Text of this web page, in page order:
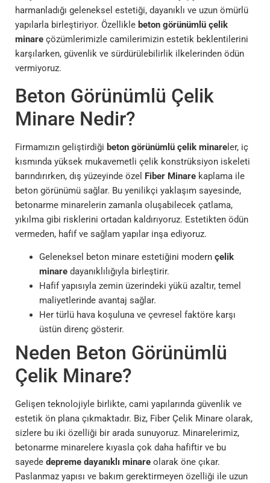
harmanladığı geleneksel estetiği, dayanıklı ve uzun ömürlü
yapılarla birleştiriyor. Özellikle beton görünümlü çelik
minare çözümlerimizle camilerimizin estetik beklentilerini
karşılarken, güvenlik ve sürdürülebilirlik ilkelerinden ödün
vermiyoruz.
Beton Görünümlü Çelik
Minare Nedir?
Firmamızın geliştirdiği beton görünümlü çelik minare ler, iç
kısmında yüksek mukavemetli çelik konstrüksiyon iskeleti
barındırırken, dış yüzeyinde özel Fiber Minare kaplama ile
beton görünümü sağlar. Bu yenilikçi yaklaşım sayesinde,
betonarme minarelerin zamanla oluşabilecek çatlama,
yıkılma gibi risklerini ortadan kaldırıyoruz. Estetikten ödün
vermeden, hafif ve sağlam yapılar inşa ediyoruz.
Geleneksel beton minare estetiğini modern çelik
minare dayanıklılığıyla birleştirir.
Hafif yapısıyla zemin üzerindeki yükü azaltır, temel
maliyetlerinde avantaj sağlar.
Her türlü hava koşuluna ve çevresel faktöre karşı
üstün direnç gösterir.
Neden Beton Görünümlü
Çelik Minare?
Gelişen teknolojiyle birlikte, cami yapılarında güvenlik ve
estetik ön plana çıkmaktadır. Biz, Fiber Çelik Minare olarak,
sizlere bu iki özelliği bir arada sunuyoruz. Minarelerimiz,
betonarme minarelere kıyasla çok daha hafiftir ve bu
sayede depreme dayanıklı minare olarak öne çıkar.
Paslanmaz yapısı ve bakım gerektirmeyen özelliği ile uzun